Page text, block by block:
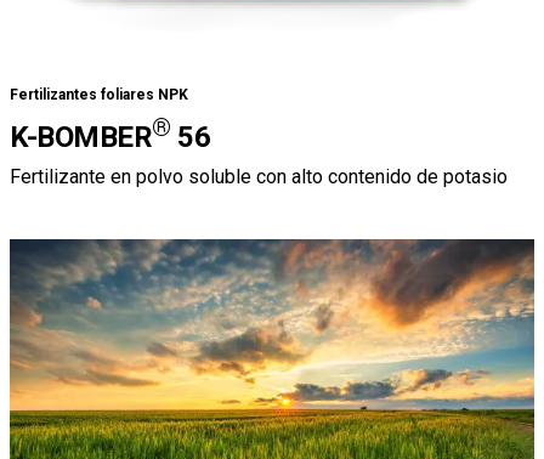
Fertilizantes foliares NPK
K-BOMBER® 56
Fertilizante en polvo soluble con alto contenido de potasio